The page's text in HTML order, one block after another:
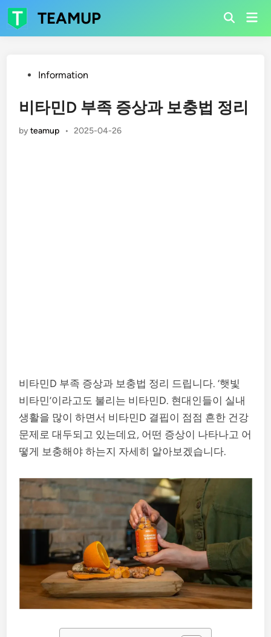
Skip
to
content
TEAMUP
Open
PostedInformation
비타민D 부족 증상과 보충법 정리
byteamup • 2025-04-26
비타민D 부족 증상과 보충법 정리 드립니다. ‘햇빛
비타민’이라고도 불리는 비타민D. 현대인들이 실내
생활을 많이 하면서 비타민D 결핍이 점점 흔한 건강
문제로 대두되고 있는데요, 어떤 증상이 나타나고 어
떻게 보충해야 하는지 자세히 알아보겠습니다.